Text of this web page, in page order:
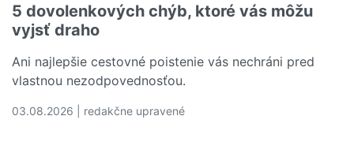
5 dovolenkových chýb, ktoré vás môžu
vyjsť draho
Ani najlepšie cestovné poistenie vás nechráni pred
vlastnou nezodpovednosťou.
03.08.2026 | redakčne upravené